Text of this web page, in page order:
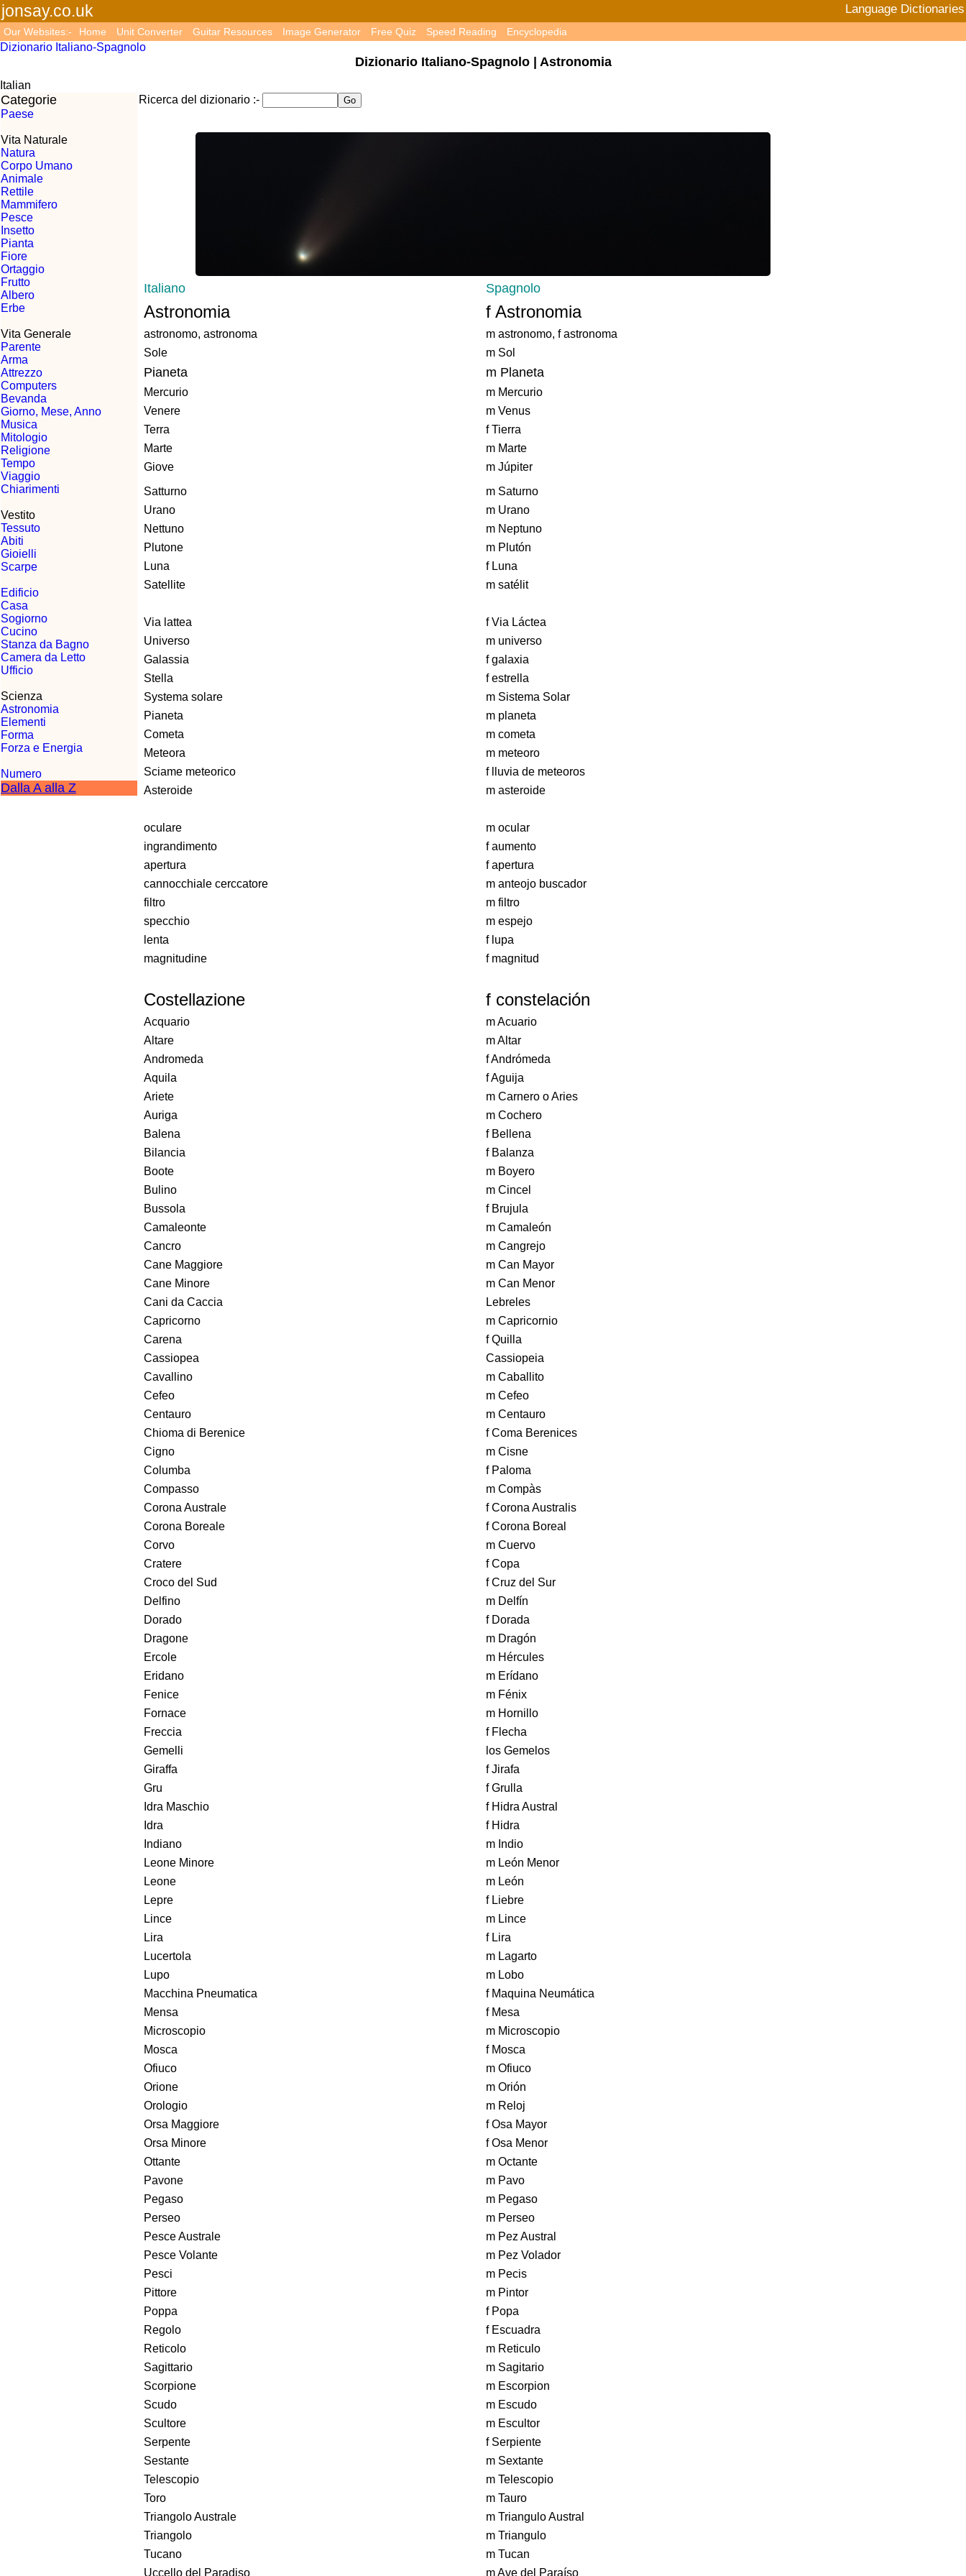
jonsay.co.uk Language Dictionaries
Our Websites:- Home Unit Converter Guitar Resources Image Generator Free Quiz Speed Reading Encyclopedia
Dizionario Italiano-Spagnolo
Dizionario Italiano-Spagnolo | Astronomia
Italian
Categorie
Paese
Vita Naturale
Natura
Corpo Umano
Animale
Rettile
Mammifero
Pesce
Insetto
Pianta
Fiore
Ortaggio
Frutto
Albero
Erbe
Vita Generale
Parente
Arma
Attrezzo
Computers
Bevanda
Giorno, Mese, Anno
Musica
Mitologio
Religione
Tempo
Viaggio
Chiarimenti
Vestito
Tessuto
Abiti
Gioielli
Scarpe
Edificio
Casa
Sogiorno
Cucino
Stanza da Bagno
Camera da Letto
Ufficio
Scienza
Astronomia
Elementi
Forma
Forza e Energia
Numero
Dalla A alla Z
Ricerca del dizionario :-
Italiano Spagnolo
Astronomia f Astronomia
astronomo, astronoma
m astronomo, f astronoma
Sole
m Sol
Pianeta m Planeta
Mercurio
m Mercurio
Venere
m Venus
Terra
f Tierra
Marte
m Marte
Giove
m Júpiter
Satturno
m Saturno
Urano
m Urano
Nettuno
m Neptuno
Plutone
m Plutón
Luna
f Luna
Satellite
m satélit
Via lattea
f Via Láctea
Universo
m universo
Galassia
f galaxia
Stella
f estrella
Systema solare
m Sistema Solar
Pianeta
m planeta
Cometa
m cometa
Meteora
m meteoro
Sciame meteorico
f lluvia de meteoros
Asteroide
m asteroide
oculare
m ocular
ingrandimento
f aumento
apertura
f apertura
cannocchiale cerccatore
m anteojo buscador
filtro
m filtro
specchio
m espejo
lenta
f lupa
magnitudine
f magnitud
Costellazione f constelación
Acquario
m Acuario
Altare
m Altar
Andromeda
f Andrómeda
Aquila
f Aguija
Ariete
m Carnero o Aries
Auriga
m Cochero
Balena
f Bellena
Bilancia
f Balanza
Boote
m Boyero
Bulino
m Cincel
Bussola
f Brujula
Camaleonte
m Camaleón
Cancro
m Cangrejo
Cane Maggiore
m Can Mayor
Cane Minore
m Can Menor
Cani da Caccia
Lebreles
Capricorno
m Capricornio
Carena
f Quilla
Cassiopea
Cassiopeia
Cavallino
m Caballito
Cefeo
m Cefeo
Centauro
m Centauro
Chioma di Berenice
f Coma Berenices
Cigno
m Cisne
Columba
f Paloma
Compasso
m Compàs
Corona Australe
f Corona Australis
Corona Boreale
f Corona Boreal
Corvo
m Cuervo
Cratere
f Copa
Croco del Sud
f Cruz del Sur
Delfino
m Delfín
Dorado
f Dorada
Dragone
m Dragón
Ercole
m Hércules
Eridano
m Erídano
Fenice
m Fénix
Fornace
m Hornillo
Freccia
f Flecha
Gemelli
los Gemelos
Giraffa
f Jirafa
Gru
f Grulla
Idra Maschio
f Hidra Austral
Idra
f Hidra
Indiano
m Indio
Leone Minore
m León Menor
Leone
m León
Lepre
f Liebre
Lince
m Lince
Lira
f Lira
Lucertola
m Lagarto
Lupo
m Lobo
Macchina Pneumatica
f Maquina Neumática
Mensa
f Mesa
Microscopio
m Microscopio
Mosca
f Mosca
Ofiuco
m Ofiuco
Orione
m Orión
Orologio
m Reloj
Orsa Maggiore
f Osa Mayor
Orsa Minore
f Osa Menor
Ottante
m Octante
Pavone
m Pavo
Pegaso
m Pegaso
Perseo
m Perseo
Pesce Australe
m Pez Austral
Pesce Volante
m Pez Volador
Pesci
m Pecis
Pittore
m Pintor
Poppa
f Popa
Regolo
f Escuadra
Reticolo
m Reticulo
Sagittario
m Sagitario
Scorpione
m Escorpion
Scudo
m Escudo
Scultore
m Escultor
Serpente
f Serpiente
Sestante
m Sextante
Telescopio
m Telescopio
Toro
m Tauro
Triangolo Australe
m Triangulo Austral
Triangolo
m Triangulo
Tucano
m Tucan
Uccello del Paradiso
m Ave del Paraíso